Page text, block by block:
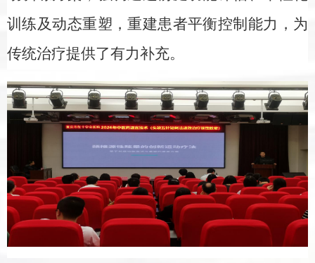
训练及动态重塑，重建患者平衡控制能力，为
传统治疗提供了有力补充。